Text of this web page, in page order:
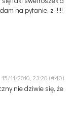
na pytanie, z !!!!!
15/11/2010, 23:20
nie dziwie się, że